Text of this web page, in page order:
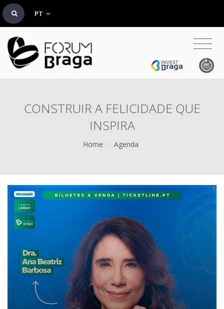
PT
CONSTRUIR A FELICIDADE QUE
INSPIRA
Home / Agenda